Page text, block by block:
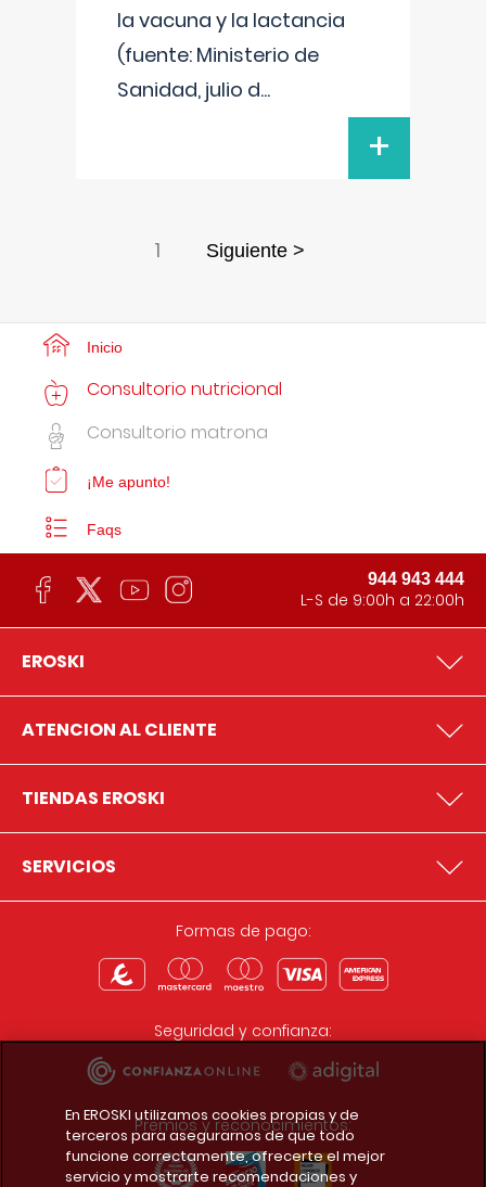
la vacuna y la lactancia
(fuente: Ministerio de
Sanidad, julio d...
+
1 Siguiente >
Inicio
Consultorio nutricional
Consultorio matrona
¡Me apunto!
Faqs
944 943 444
L-S de 9:00h a 22:00h
EROSKI
ATENCION AL CLIENTE
TIENDAS EROSKI
SERVICIOS
Formas de pago:
Seguridad y confianza:
Premios y reconocimientos:
En EROSKI utilizamos cookies propias y de
terceros para asegurarnos de que todo
funcione correctamente, ofrecerte el mejor
servicio y mostrarte recomendaciones y